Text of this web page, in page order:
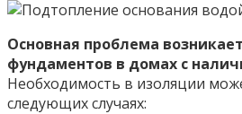
Основная проблема
фундаментов в домах с
Необходимость в изоляции
следующих случаях: